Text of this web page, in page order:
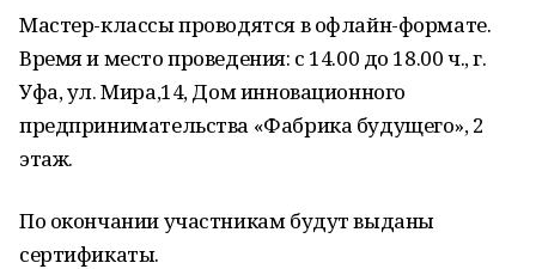
Мастер-классы проводятся в офлайн-формате.
Время и место проведения: с 14.00 до 18.00 ч., г.
Уфа, ул. Мира,14, Дом инновационного
предпринимательства «Фабрика будущего», 2
этаж.
По окончании участникам будут выданы
сертификаты.